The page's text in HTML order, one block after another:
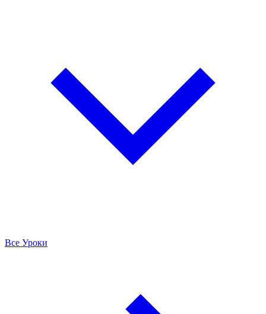
Все Уроки